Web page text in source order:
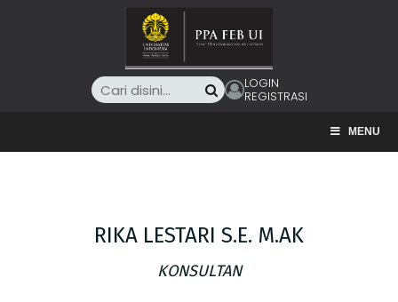
LOGIN
REGISTRASI
MENU
RIKA LESTARI S.E. M.AK
KONSULTAN